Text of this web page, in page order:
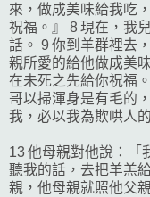
來，做成美味給我吃
祝福。』 8 現在，我
話。 9 你到羊群裡去
親所愛的給他做成美
在未死之先給你祝福
哥以掃渾身是有毛的
我，必以我為欺哄人
13 他母親對他說：「
聽我的話，去把羊羔
親，他母親就照他父